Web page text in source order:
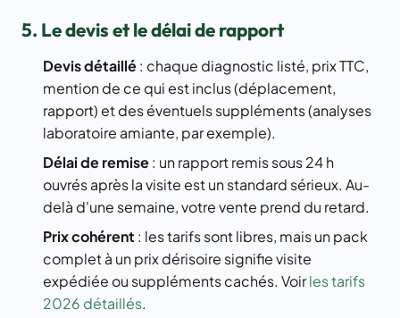
5. Le devis et le délai de rapport
Devis détaillé: chaque diagnostic listé, prix TTC,
mention de ce qui est inclus (déplacement,
rapport) et des éventuels suppléments (analyses
laboratoire amiante, par exemple).
Délai de remise: un rapport remis sous 24 h
ouvrés après la visite est un standard sérieux. Au-
delà d'une semaine, votre vente prend du retard.
Prix cohérent : les tarifs sont libres, mais un pack
complet à un prix dérisoire signifie visite
expédiée ou suppléments cachés. Voirles tarifs
2026 détaillés.